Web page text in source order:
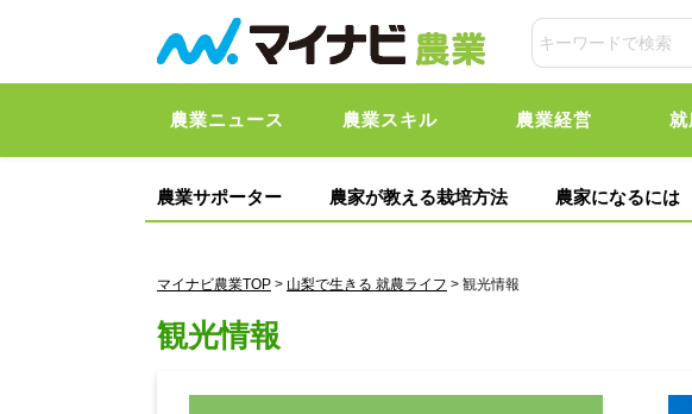
農業ニュース 農業スキル 農業経営 就
農業サポーター 農家が教える栽培方法 農家になるには
マイナビ農業TOP > 山梨で生きる 就農ライフ > 観光情報
観光情報